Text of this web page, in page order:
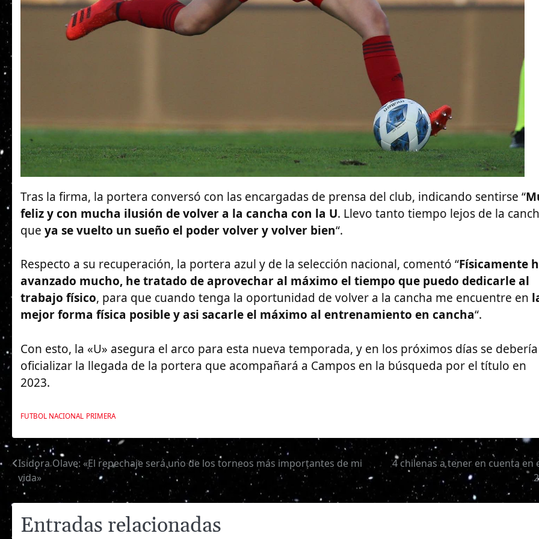
Tras la firma, la portera conversó con las encargadas de prensa del club, indicando sentirse “
feliz y con mucha ilusión de volver a la cancha con la U. Llevo tanto tiempo lejos de la
que ya se vuelto un sueño el poder volver y volver bien“.
Respecto a su recuperación, la portera azul y de la selección nacional, comentó “Físicamente
avanzado mucho, he tratado de aprovechar al máximo el tiempo que puedo dedicarle al
trabajo físico, para que cuando tenga la oportunidad de volver a la cancha me encuentre en
mejor forma física posible y asi sacarle el máximo al entrenamiento en cancha“.
Con esto, la «U» asegura el arco para esta nueva temporada, y en los próximos días se debería
oficializar la llegada de la portera que acompañará a Campos en la búsqueda por el título en
2023.
FUTBOL NACIONAL PRIMERA
Navegación
de
entradas
Isidora Olave: «El repechaje será uno de los torneos más importantes de mi
vida»
4 chilenas a tener en cuenta en
Entradas relacionadas